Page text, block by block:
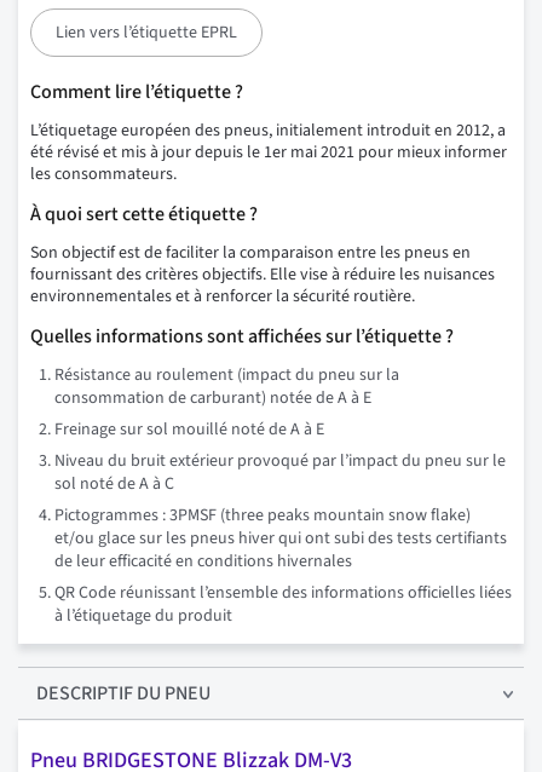
Lien vers l’étiquette EPRL
Comment lire l’étiquette ?
L’étiquetage européen des pneus, initialement introduit en 2012, a
été révisé et mis à jour depuis le 1er mai 2021 pour mieux informer
les consommateurs.
À quoi sert cette étiquette ?
Son objectif est de faciliter la comparaison entre les pneus en
fournissant des critères objectifs. Elle vise à réduire les nuisances
environnementales et à renforcer la sécurité routière.
Quelles informations sont affichées sur l’étiquette ?
Résistance au roulement (impact du pneu sur la
consommation de carburant) notée de A à E
Freinage sur sol mouillé noté de A à E
Niveau du bruit extérieur provoqué par l’impact du pneu sur le
sol noté de A à C
Pictogrammes : 3PMSF (three peaks mountain snow flake)
et/ou glace sur les pneus hiver qui ont subi des tests certifiants
de leur efficacité en conditions hivernales
QR Code réunissant l’ensemble des informations officielles liées
à l’étiquetage du produit
DESCRIPTIFDU PNEU
Pneu BRIDGESTONE Blizzak DM-V3